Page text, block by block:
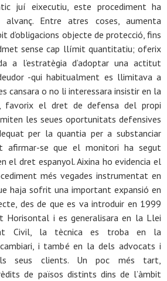
juí eixecutiu, este procediment ha
Entre atres coses, aumenta
d’obligacions objecte de protecció, fins
sense cap llímit quantitatiu; oferix
a l’estratègia d’adoptar una actitut
-qui habitualment es llimitava a
cansara o no li interessara insistir en la
favorix el dret de defensa del propi
les seues oportunitats defensives
per la quantia per a substanciar
afirmar-se que el monitori ha segut
el dret espanyol. Aixina ho evidencia el
més vegades instrumentat en
haja sofrit una important expansió en
des de que es va introduir en 1999
Horisontal i es generalisara en la Llei
Civil, la tècnica es troba en la
i també en la dels advocats i
seus clients. Un poc més tart,
de països distints dins de l’àmbit